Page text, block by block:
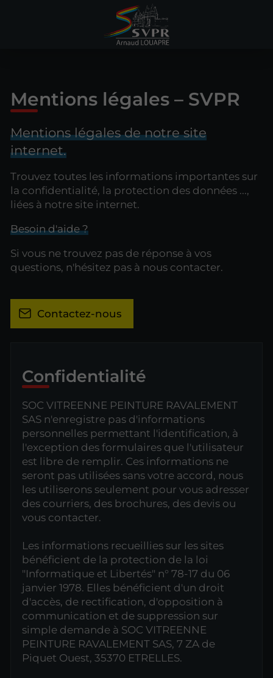
Mentions légales – SVPR
Mentions légales de notre site
internet.
Trouvez toutes les informations importantes sur
la confidentialité, la protection des données ...,
liées à notre site internet.
Besoin d'aide ?
Si vous ne trouvez pas de réponse à vos
questions, n'hésitez pas à nous contacter.
Contactez-nous
Confidentialité
SOC VITREENNE PEINTURE RAVALEMENT
SAS n'enregistre pas d'informations
personnelles permettant l'identification, à
l'exception des formulaires que l'utilisateur
est libre de remplir. Ces informations ne
seront pas utilisées sans votre accord, nous
les utiliserons seulement pour vous adresser
des courriers, des brochures, des devis ou
vous contacter.
Les informations recueillies sur les sites
bénéficient de la protection de la loi
"Informatique et Libertés" n° 78-17 du 06
janvier 1978. Elles bénéficient d'un droit
d'accès, de rectification, d'opposition à
communication et de suppression sur
simple demande à SOC VITREENNE
PEINTURE RAVALEMENT SAS, 7 ZA de
Piquet Ouest, 35370 ETRELLES.